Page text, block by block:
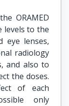
ORAMED
levels to the
eye lenses,
radiology
and also to
the doses.
of each
only